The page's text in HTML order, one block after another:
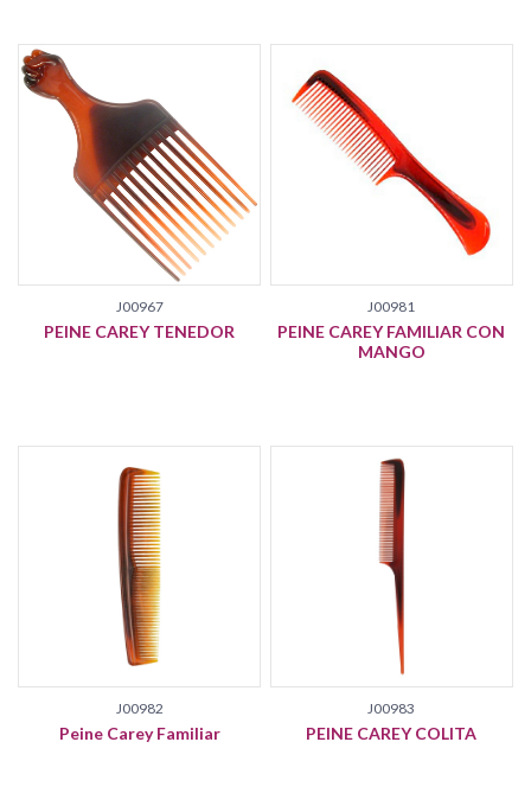
J00967
PEINE CAREY TENEDOR
J00981
PEINE CAREY FAMILIAR CON
MANGO
J00982
Peine Carey Familiar
J00983
PEINE CAREY COLITA